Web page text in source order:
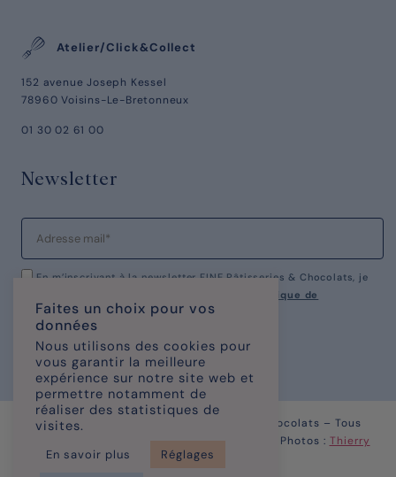
Atelier/Click&Collect
152 avenue Joseph Kessel
78960 Voisins-Le-Bretonneux
01 30 02 61 00
Newsletter
En m’inscrivant à la newsletter FINE Pâtisseries & Chocolats, je
politique de
confidentialité.
© Copyright 2023 – FINE Pâtisseries & chocolats – Tous
Droits Réservés | Site réalisé parKOMAXIS | Photos : Thierry
Caron
Faites un choix pour vos
données
Nous utilisons des cookies pour
vous garantir la meilleure
expérience sur notre site web et
permettre notamment de
réaliser des statistiques de
visites.
En savoir plus Réglages